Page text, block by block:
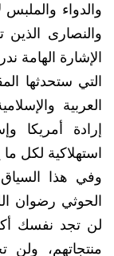
والدواء
والنصارى الذين
الإشارة الهامة
التي ستحدثها
العربية
إرادة أمريكا
استهلاكية لكل ما
وفي هذا
الحوثي رضوان
لن تجد نفسك
منتجاتهم،